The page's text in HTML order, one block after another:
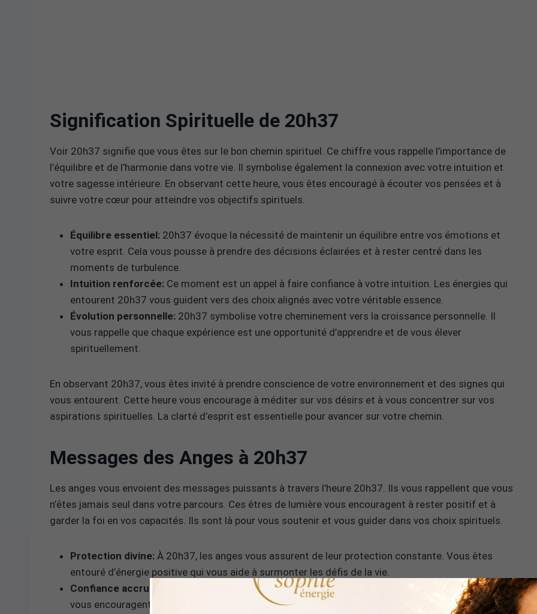
Signification Spirituelle de 20h37
Voir 20h37 signifie que vous êtes sur le bon chemin spirituel. Ce chiffre vous rappelle l’importance de
l’équilibre et de l’harmonie dans votre vie. Il symbolise également la connexion avec votre intuition et
votre sagesse intérieure. En observant cette heure, vous êtes encouragé à écouter vos pensées et à
suivre votre cœur pour atteindre vos objectifs spirituels.
Équilibre essentiel: 20h37 évoque la nécessité de maintenir un équilibre entre vos émotions et
votre esprit. Cela vous pousse à prendre des décisions éclairées et à rester centré dans les
moments de turbulence.
Intuition renforcée: Ce moment est un appel à faire confiance à votre intuition. Les énergies qui
entourent 20h37 vous guident vers des choix alignés avec votre véritable essence.
Évolution personnelle: 20h37 symbolise votre cheminement vers la croissance personnelle. Il
vous rappelle que chaque expérience est une opportunité d’apprendre et de vous élever
spirituellement.
En observant 20h37, vous êtes invité à prendre conscience de votre environnement et des signes qui
vous entourent. Cette heure vous encourage à méditer sur vos désirs et à vous concentrer sur vos
aspirations spirituelles. La clarté d’esprit est essentielle pour avancer sur votre chemin.
Messages des Anges à 20h37
Les anges vous envoient des messages puissants à travers l’heure 20h37. Ils vous rappellent que vous
n’êtes jamais seul dans votre parcours. Ces êtres de lumière vous encouragent à rester positif et à
garder la foi en vos capacités. Ils sont là pour vous soutenir et vous guider dans vos choix spirituels.
Protection divine: À 20h37, les anges vous assurent de leur protection constante. Vous êtes
entouré d’énergie positive qui vous aide à surmonter les défis de la vie.
Confiance accrue:
Ce moment est un rappel de la nécessité de croire en vous-même. Les anges
vous encouragent à avoir confiance en vos décisions et à avancer avec détermination.